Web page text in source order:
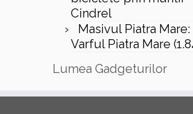
Cindrel
Masivul Piatra Mare:
Varful Piatra Mare
Lumea Gadgeturilor